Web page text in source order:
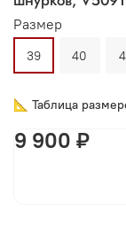
Размер
39 40
📐 Таблица
9 900 ₽